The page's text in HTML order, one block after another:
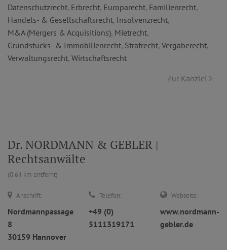
Datenschutzrecht, Erbrecht, Europarecht, Familienrecht,
Handels- & Gesellschaftsrecht, Insolvenzrecht,
M&A (Mergers & Acquisitions), Mietrecht,
Grundstücks- & Immobilienrecht, Strafrecht, Vergaberecht,
Verwaltungsrecht, Wirtschaftsrecht
Zur Kanzlei >
Dr. NORDMANN & GEBLER |
Rechtsanwälte
(0.64 km entfernt)
Anschrift:
Nordmannpassage
8
30159 Hannover
Telefon:
+49 (0)
5111319171
Webseite:
www.nordmann-
gebler.de